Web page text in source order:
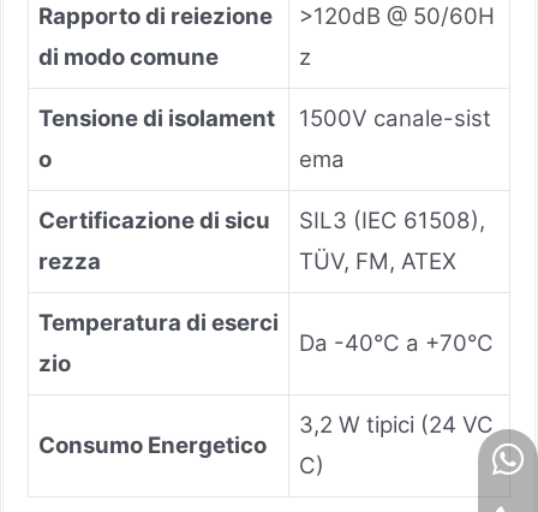
Rapporto di reiezione
di modo comune
>120dB @ 50/60H
z
Tensione di isolament
o
1500V canale-sist
ema
Certificazione di sicu
rezza
SIL3 (IEC 61508),
TÜV, FM, ATEX
Temperatura di eserci
zio
Da -40°C a +70°C
Consumo Energetico
3,2 W tipici (24 VC
C)